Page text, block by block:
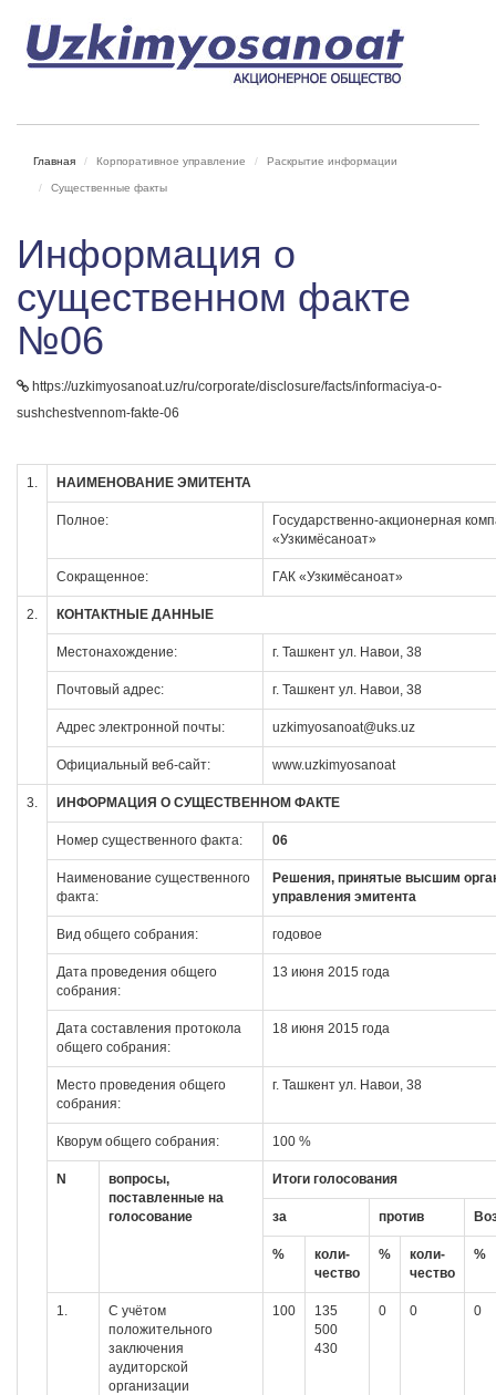
Главная Корпоративное управление Раскрытие информации
Существенные факты
Информация о
существенном факте
№06
https://uzkimyosanoat.uz/ru/corporate/disclosure/facts/informaciya-o-
sushchestvennom-fakte-06
1. НАИМЕНОВАНИЕ ЭМИТЕНТА
Полное:
Государственно-акционерная
«Узкимёсаноат»
Сокращенное: ГАК «Узкимёсаноат»
2. КОНТАКТНЫЕ ДАННЫЕ
Местонахождение: г. Ташкент ул. Навои, 38
Почтовый адрес: г. Ташкент ул. Навои, 38
Адрес электронной почты: uzkimyosanoat@uks.uz
Официальный веб-сайт: www.uzkimyosanoat
3. ИНФОРМАЦИЯ О СУЩЕСТВЕННОМ ФАКТЕ
Номер существенного факта: 06
Наименование существенного
факта:
Решения, принятые высшим
управления эмитента
Вид общего собрания: годовое
Дата проведения общего
собрания:
13 июня 2015 года
Дата составления протокола
общего собрания:
18 июня 2015 года
Место проведения общего
собрания:
г. Ташкент ул. Навои, 38
Кворум общего собрания: 100 %
N
вопросы,
поставленные на
голосование
Итоги голосования
за против
%
коли-
чество
%
коли-
чество
%
1.
С учётом
положительного
заключения
аудиторской
организации
100
135
500
430
0 0 0